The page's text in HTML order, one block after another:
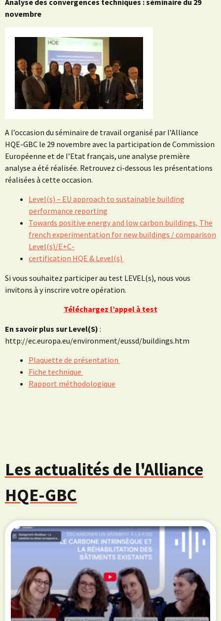
Analyse des convergences techniques : séminaire du 29
novembre
A l’occasion du séminaire de travail organisé par l’Alliance
HQE-GBC le 29 novembre avec la participation de Commission
Européenne et de l’Etat français, une analyse première
analyse a été réalisée. Retrouvez ci-dessous les présentations
réalisées à cette occasion.
Level(s) – EU approach to sustainable building
performance reporting
Towards positive energy and low carbon buildings, The
french experimentation for new buildings / comparison
Level(s)/E+C-
certification HQE & Level(s)
Si vous souhaitez participer au test LEVEL(s), nous vous
invitons à y inscrire votre opération.
Téléchargez l’appel à test
En savoir plus sur Level(S) :
http://ec.europa.eu/environment/eussd/buildings.htm
Plaquette de présentation
Fiche technique
Rapport méthodologique
Les actualités de l'Alliance
HQE-GBC